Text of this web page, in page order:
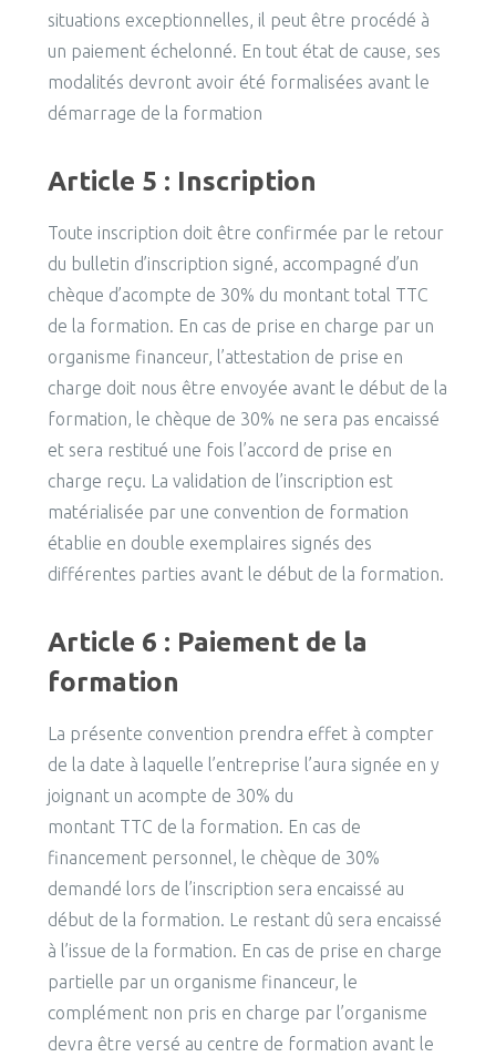
situations exceptionnelles, il peut être procédé à
un paiement échelonné. En tout état de cause, ses
modalités devront avoir été formalisées avant le
démarrage de la formation
Article 5 : Inscription
Toute inscription doit être confirmée par le retour
du bulletin d’inscription signé, accompagné d’un
chèque d’acompte de 30% du montant total TTC
de la formation. En cas de prise en charge par un
organisme financeur, l’attestation de prise en
charge doit nous être envoyée avant le début de la
formation, le chèque de 30% ne sera pas encaissé
et sera restitué une fois l’accord de prise en
charge reçu. La validation de l’inscription est
matérialisée par une convention de formation
établie en double exemplaires signés des
différentes parties avant le début de la formation.
Article 6 : Paiement de la
formation
La présente convention prendra effet à compter
de la date à laquelle l’entreprise l’aura signée en y
joignant un acompte de 30% du
montant TTC de la formation. En cas de
financement personnel, le chèque de 30%
demandé lors de l’inscription sera encaissé au
début de la formation. Le restant dû sera encaissé
à l’issue de la formation. En cas de prise en charge
partielle par un organisme financeur, le
complément non pris en charge par l’organisme
devra être versé au centre de formation avant le